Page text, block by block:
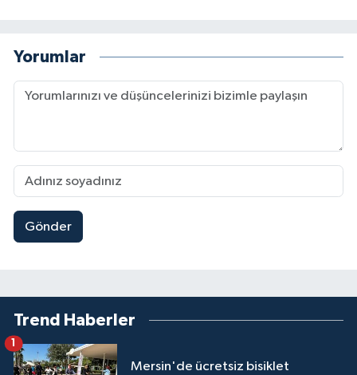
Yorumlar
Gönder
Trend Haberler
Mersin'de ücretsiz bisiklet
1